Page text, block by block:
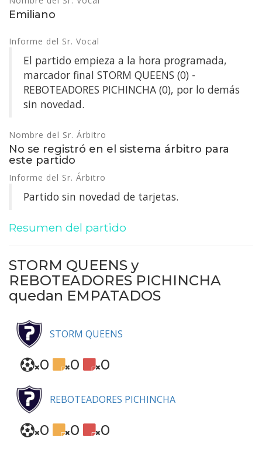
Emiliano
Informe del Sr. Vocal
El partido empieza a la hora programada,
marcador final STORM QUEENS (0) -
REBOTEADORES PICHINCHA (0), por lo demás
sin novedad.
Nombre del Sr. Árbitro
No se registró en el sistema árbitro para
este partido
Informe del Sr. Árbitro
Partido sin novedad de tarjetas.
Resumen del partido
STORM QUEENS y
REBOTEADORES PICHINCHA
quedan EMPATADOS
STORM QUEENS
0 0 0
REBOTEADORES PICHINCHA
0 0 0